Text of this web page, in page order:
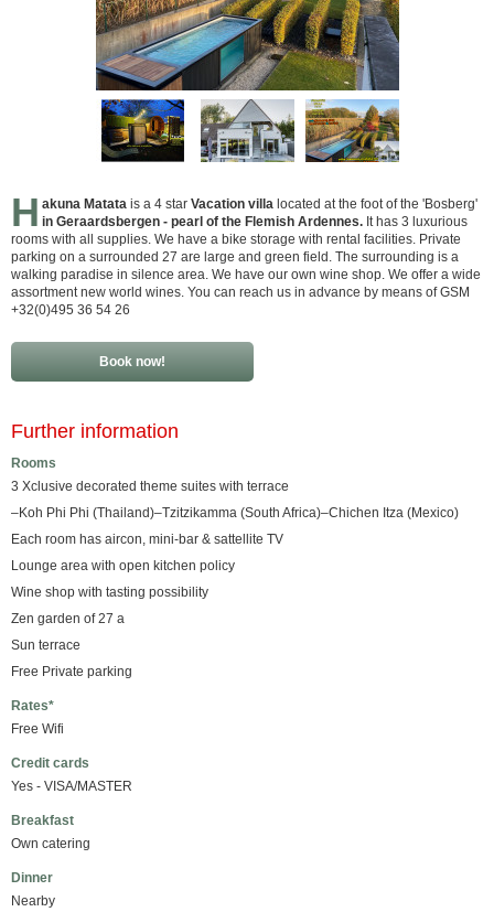
H akuna Matata is a 4 star Vacation villa located at the foot of the 'Bosberg'
in Geraardsbergen - pearl of the Flemish Ardennes. It has 3 luxurious
rooms with all supplies. We have a bike storage with rental facilities. Private
parking on a surrounded 27 are large and green field. The surrounding is a
walking paradise in silence area. We have our own wine shop. We offer a wide
assortment new world wines. You can reach us in advance by means of GSM
+32(0)495 36 54 26
Book now!
Further information
Rooms
3 Xclusive decorated theme suites with terrace
–Koh Phi Phi (Thailand)–Tzitzikamma (South Africa)–Chichen Itza (Mexico)
Each room has aircon, mini-bar & sattellite TV
Lounge area with open kitchen policy
Wine shop with tasting possibility
Zen garden of 27 a
Sun terrace
Free Private parking
Rates*
Free Wifi
Credit cards
Yes - VISA/MASTER
Breakfast
Own catering
Dinner
Nearby